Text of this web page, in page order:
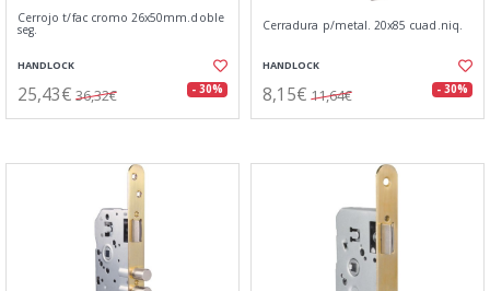
Cerrojo t/fac cromo 26x50mm.doble
seg.
HANDLOCK
25,43€ 36,32€ - 30%
Cerradura p/metal. 20x85 cuad.niq.
HANDLOCK
8,15€ 11,64€ - 30%